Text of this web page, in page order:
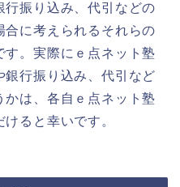
行振り込み、代引などの
に考えられるそれらの
。実際にｅ点ネット塾
行振り込み、代引など
は、各自ｅ点ネット塾
ると幸いです。